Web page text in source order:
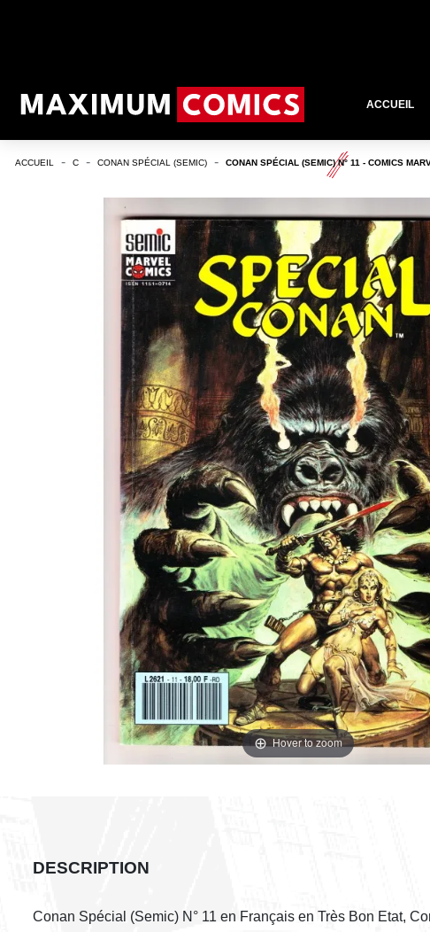
ACCUEIL
ACCUEIL C CONAN SPÉCIAL (SEMIC) CONAN SPÉCIAL (SEMIC) N° 11 - COMICS
Hover to zoom
DESCRIPTION
Conan Spécial (Semic) N° 11 en Français en Très Bon Etat,